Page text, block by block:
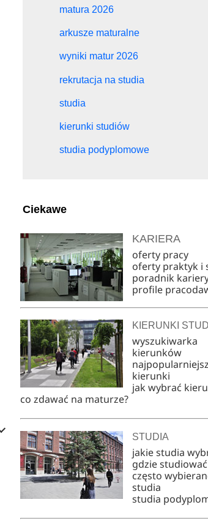
matura 2026
arkusze maturalne
wyniki matur 2026
rekrutacja na studia
studia
kierunki studiów
studia podyplomowe
Ciekawe
KARIERA
oferty pracy
oferty praktyk i
poradnik
profile
KIERUNKI
wyszukiwarka
kierunków
kierunki
jak wybrać
co zdawać na maturze?
STUDIA
jakie studia
gdzie studiować
często
studia
studia